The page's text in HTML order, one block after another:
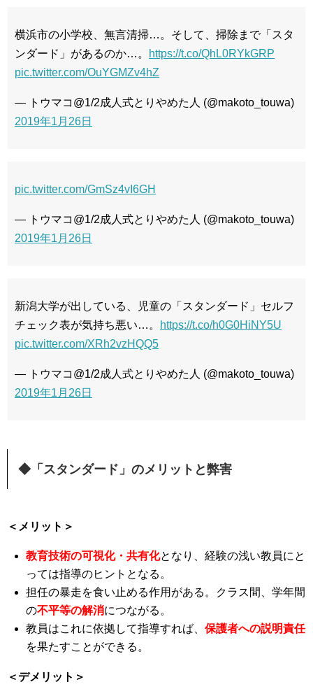
横浜市の小学校、無言清掃…。そして、掃除まで「スタ
ンダード」があるのか…。
https://t.co/QhL0RYkGRP
pic.twitter.com/OuYGMZv4hZ
— トウマコ@1/2成人式とりやめた人 (@makoto_touwa)
2019年1月26日
pic.twitter.com/GmSz4vI6GH
— トウマコ@1/2成人式とりやめた人 (@makoto_touwa)
2019年1月26日
新潟大学が出している、児童の「スタンダード」セルフ
チェック表が気持ち悪い…。
https://t.co/h0G0HiNY5U
pic.twitter.com/XRh2vzHQQ5
— トウマコ@1/2成人式とりやめた人 (@makoto_touwa)
2019年1月26日
◆「スタンダード」のメリットと弊害
＜メリット＞
教育技術の可視化・共有化となり、経験の浅い教員にと
っては指導のヒントとなる。
担任の暴走を食い止める作用がある。クラス間、学年間
の不平等の解消につながる。
教員はこれに依拠して指導すれば、保護者への説明責任
を果たすことができる。
＜デメリット＞